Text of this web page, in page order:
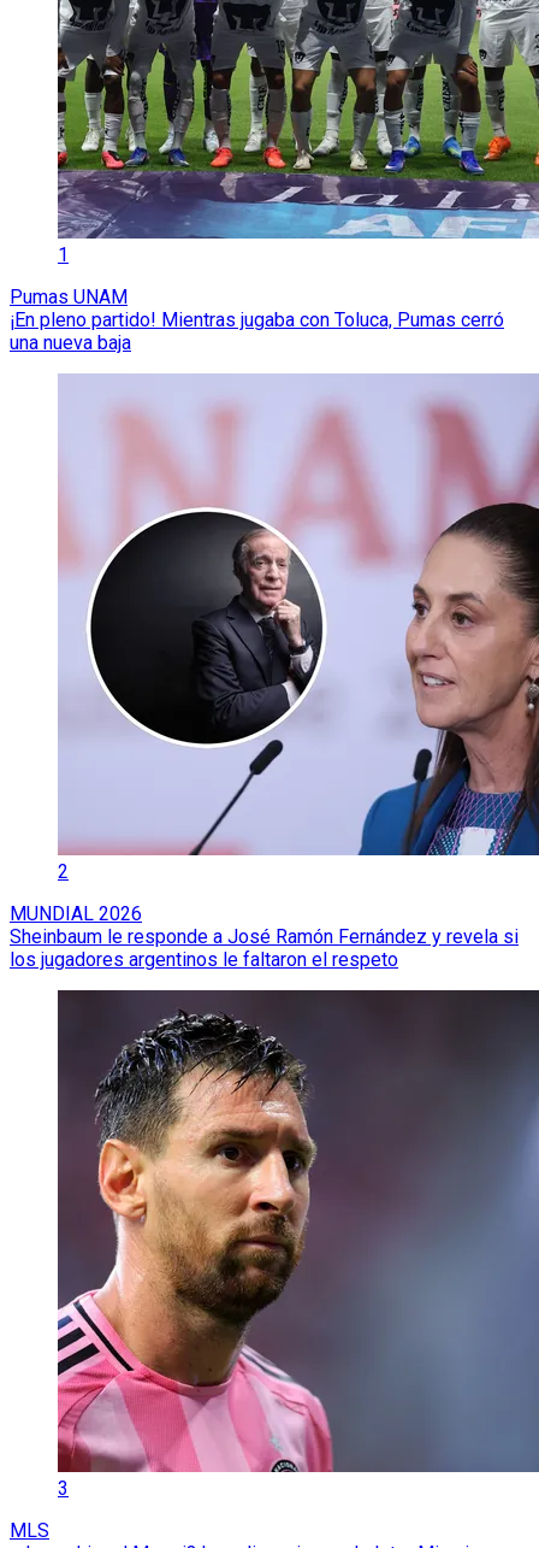
1
Pumas UNAM
¡En pleno partido! Mientras jugaba con Toluca, Pumas cerró
una nueva baja
2
MUNDIAL 2026
Sheinbaum le responde a José Ramón Fernández y revela si
los jugadores argentinos le faltaron el respeto
3
MLS